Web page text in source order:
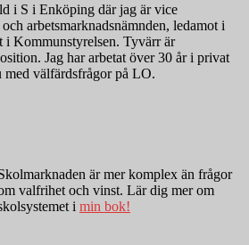
i S i Enköping där jag är vice
arbetsmarknadsnämnden, ledamot i
Kommunstyrelsen. Tyvärr är
Jag har arbetat över 30 år i privat
med välfärdsfrågor på LO.
är mer komplex än frågor
valfrihet och vinst. Lär dig mer om
i min bok!